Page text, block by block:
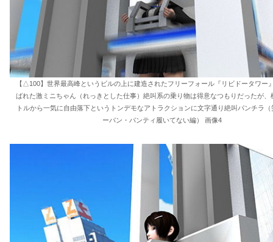
【△100】世界最高峰というビルの上に建造されたフリーフォール『リビドータワー
ばれた激ミニちゃん（れっきとした仕事）絶叫系の乗り物は得意なつもりだったが、
トルから一気に自由落下というトンデモなアトラクションに文字通り絶叫パンチラ（
ーパン・パンティ履いてない編） 画像4